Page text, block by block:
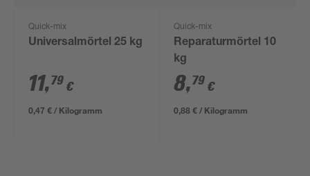
Quick-mix
Universalmörtel 25 kg
11,79 €
0,47 € / Kilogramm
Quick-mix
Reparaturmörtel 10
kg
8,79 €
0,88 € / Kilogramm